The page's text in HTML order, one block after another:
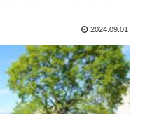
2024.09.01